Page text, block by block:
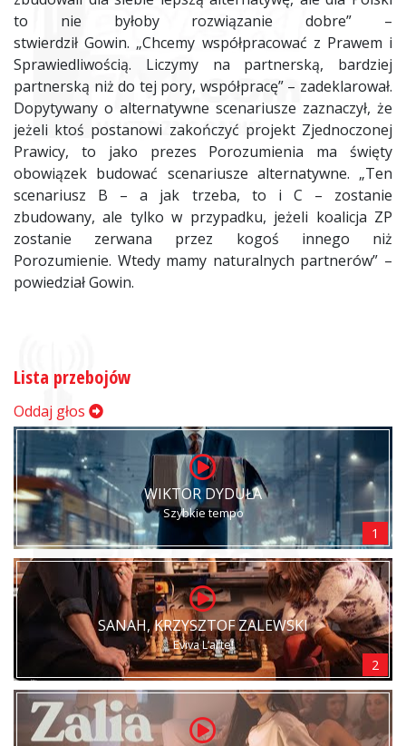
to nie byłoby rozwiązanie dobre” –
stwierdziłGowin. „Chcemy współpracować z Prawem i
Sprawiedliwością. Liczymy na partnerską, bardziej
partnerską niż do tej pory, współpracę” – zadeklarował.
Dopytywany o alternatywne scenariusze zaznaczył, że
jeżeli ktoś postanowi zakończyć projekt Zjednoczonej
Prawicy, to jako prezes Porozumienia ma święty
obowiązek budować scenariusze alternatywne. „Ten
scenariusz B – a jak trzeba, to i C – zostanie
zbudowany, ale tylko w przypadku, jeżeli koalicja ZP
zostanie zerwana przez kogoś innego niż
Porozumienie. Wtedy mamy naturalnych partnerów” –
powiedziałGowin.
Lista przebojów
Oddaj głos
WIKTOR DYDUŁA
Szybkie tempo
1
SANAH, KRZYSZTOF ZALEWSKI
Eviva L’arte!
2